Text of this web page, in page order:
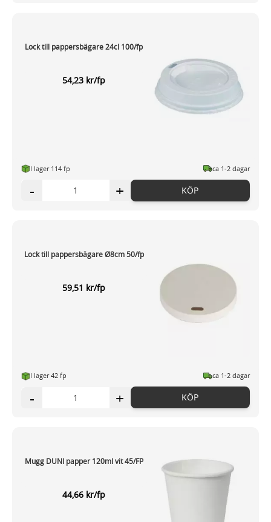
Lock till pappersbägare 24cl 100/fp
54,23 kr/fp
I lager 114 fp ca 1-2 dagar
- + KÖP
Lock till pappersbägare Ø8cm 50/fp
59,51 kr/fp
I lager 42 fp ca 1-2 dagar
- + KÖP
Mugg DUNI papper 120ml vit 45/FP
44,66 kr/fp